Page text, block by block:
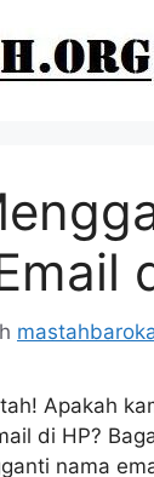
Apakah
di HP?
nama